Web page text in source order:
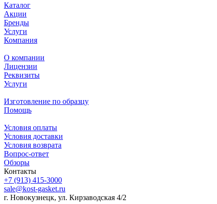
Каталог
Акции
Бренды
Услуги
Компания
О компании
Лицензии
Реквизиты
Услуги
Изготовление по образцу
Помощь
Условия оплаты
Условия доставки
Условия возврата
Вопрос-ответ
Обзоры
Контакты
+7 (913) 415-3000
sale@kost-gasket.ru
г. Новокузнецк, ул. Кирзаводская 4/2